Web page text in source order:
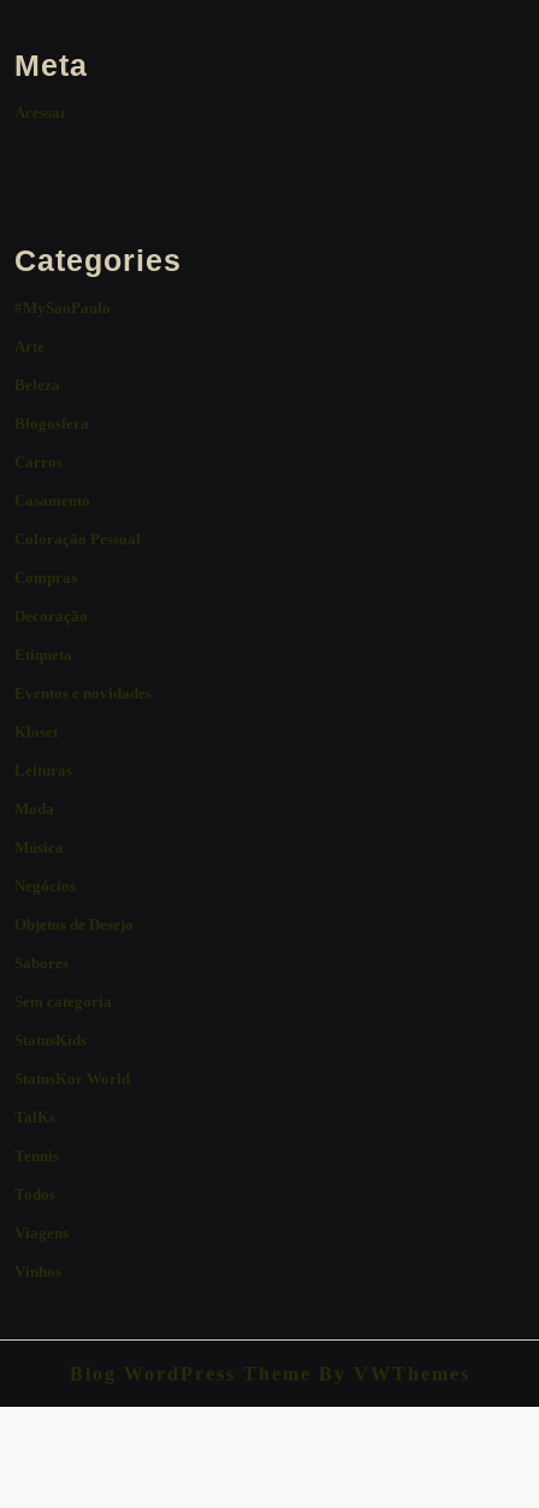
Meta
Acessar
Categories
#MySaoPaulo
Arte
Beleza
Blogosfera
Carros
Casamento
Coloração Pessoal
Compras
Decoração
Etiqueta
Eventos e novidades
Kloset
Leituras
Moda
Música
Negócios
Objetos de Desejo
Sabores
Sem categoria
StatusKids
StatusKor World
TalKs
Tennis
Todos
Viagens
Vinhos
Blog WordPress Theme By VWThemes